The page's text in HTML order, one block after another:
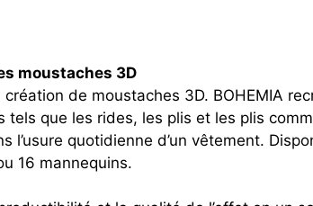
moustaches 3D
de moustaches 3D. BOHEMIA
que les rides, les plis et les plis
l’usure quotidienne d’un vêtement.
16 mannequins.